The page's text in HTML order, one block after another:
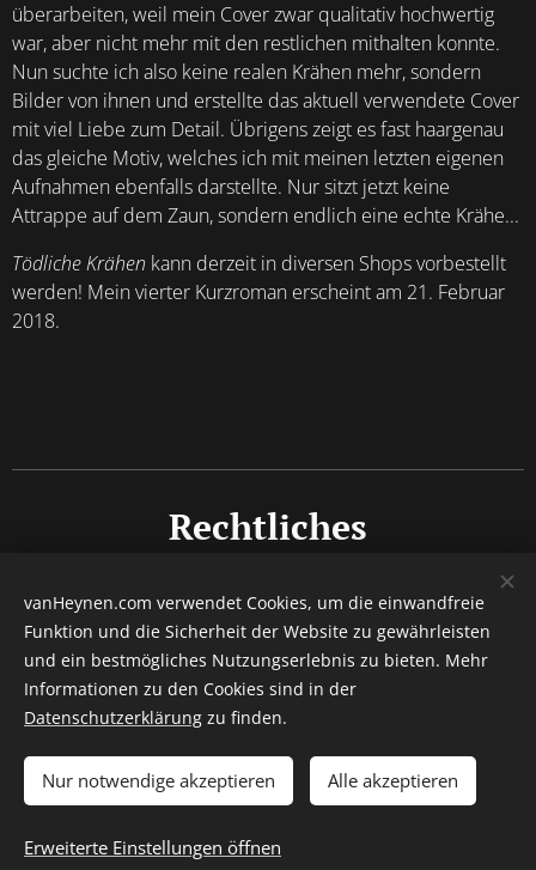
überarbeiten, weil mein Cover zwar qualitativ hochwertig
war, aber nicht mehr mit den restlichen mithalten konnte.
Nun suchte ich also keine realen Krähen mehr, sondern
Bilder von ihnen und erstellte das aktuell verwendete Cover
mit viel Liebe zum Detail. Übrigens zeigt es fast haargenau
das gleiche Motiv, welches ich mit meinen letzten eigenen
Aufnahmen ebenfalls darstellte. Nur sitzt jetzt keine
Attrappe auf dem Zaun, sondern endlich eine echte Krähe...
Tödliche Krähen kann derzeit in diversen Shops vorbestellt
werden! Mein vierter Kurzroman erscheint am 21. Februar
2018.
Rechtliches
Datenschutz
Barrierefreiheitserklärung
vorbehalten.
Unterstützt vonWebnode
vanHeynen.com verwendet Cookies, um die einwandfreie
Funktion und die Sicherheit der Website zu gewährleisten
und ein bestmögliches Nutzungserlebnis zu bieten. Mehr
Informationen zu den Cookies sind in der
Datenschutzerklärung zu finden.
Nur notwendige akzeptieren Alle akzeptieren
Erweiterte Einstellungen öffnen